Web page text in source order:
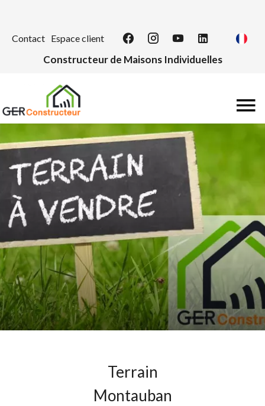
Contact Espace client
Constructeur de Maisons Individuelles
Terrain
Montauban